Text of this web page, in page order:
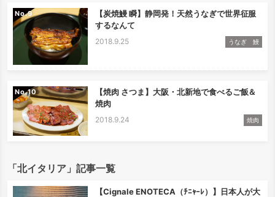
No.
【炭焼鰻 瞬】静岡発！天然うなぎで世界征服
するなんて
2018.9.25 うなぎ 鰻
No.
【焼肉 さつま】大阪・北新地で食べるご飯＆
焼肉
2018.9.24 焼肉
「北イタリア」記事一覧
【Cignale ENOTECA（ﾁﾆｬｰﾚ）】日本人が大